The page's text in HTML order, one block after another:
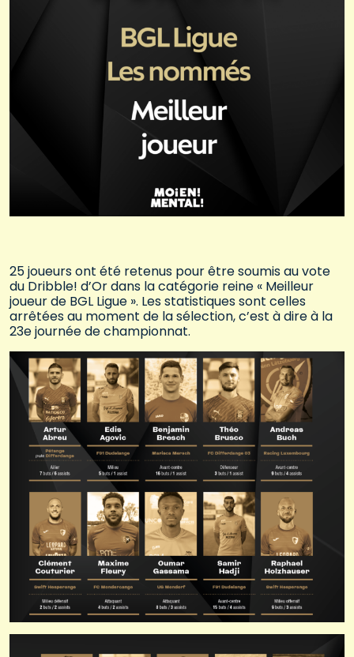
25 joueurs ont été retenus pour être soumis au vote
du Dribble! d’Or dans la catégorie reine « Meilleur
joueur de BGL Ligue ». Les statistiques sont celles
arrêtées au moment de la sélection, c’est à dire à la
23e journée de championnat.